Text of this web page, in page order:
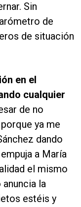
Sin
de
de situación
en el
cualquier
de no
ya me
dando
a María
el mismo
la
estéis y